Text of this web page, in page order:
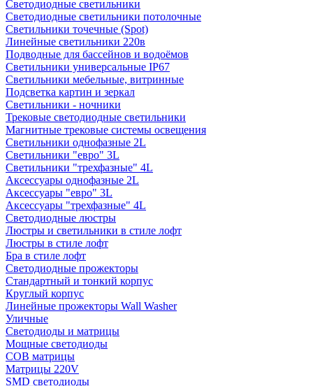
Светодиодные светильники
Светодиодные светильники потолочные
Светильники точечные (Spot)
Линейные светильники 220в
Подводные для бассейнов и водоёмов
Светильники универсальные IP67
Светильники мебельные, витринные
Подсветка картин и зеркал
Светильники - ночники
Трековые светодиодные светильники
Магнитные трековые системы освещения
Светильники однофазные 2L
Светильники "евро" 3L
Светильники "трехфазные" 4L
Аксессуары однофазные 2L
Аксессуары "евро" 3L
Аксессуары "трехфазные" 4L
Светодиодные люстры
Люстры и светильники в стиле лофт
Люстры в стиле лофт
Бра в стиле лофт
Светодиодные прожекторы
Стандартный и тонкий корпус
Круглый корпус
Линейные прожекторы Wall Washer
Уличные
Светодиоды и матрицы
Мощные светодиоды
COB матрицы
Матрицы 220V
SMD светодиоды